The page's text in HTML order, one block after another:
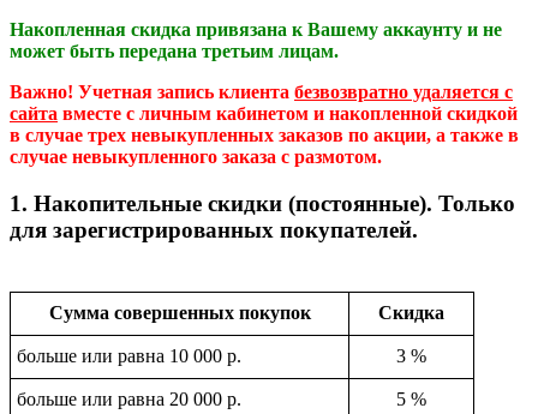
Накопленная скидка привязана к Вашему аккаунту и не
может быть передана третьим лицам.
Важно! Учетная запись клиента безвозвратно удаляется с
сайта вместе с личным кабинетом и накопленной скидкой
в случае трех невыкупленных заказов по акции, а также в
случае невыкупленного заказа с размотом.
1. Накопительные скидки (постоянные). Только
для зарегистрированных покупателей.
Сумма совершенных покупок Скидка
больше или равна 10 000 р. 3 %
больше или равна 20 000 р. 5 %